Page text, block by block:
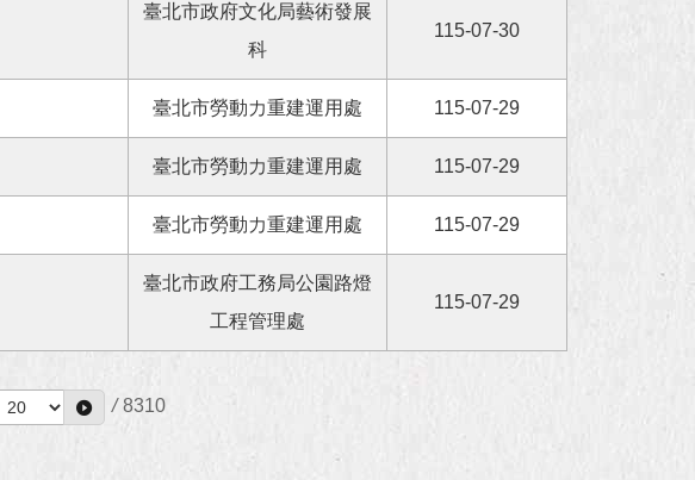
臺北市政府文化局藝術發展
科
115-07-30
臺北市勞動力重建運用處 115-07-29
臺北市勞動力重建運用處 115-07-29
臺北市勞動力重建運用處 115-07-29
臺北市政府工務局公園路燈
工程管理處
115-07-29
/ 8310